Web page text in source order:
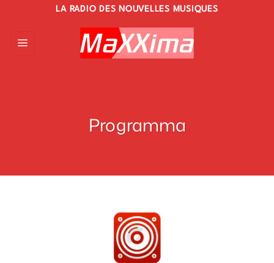
content
LA RADIO DES NOUVELLES MUSIQUES
Programma